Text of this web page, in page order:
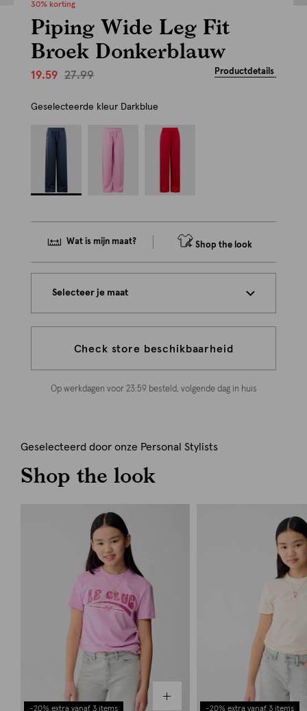
30% korting
Piping Wide Leg Fit
Broek Donkerblauw
19.59 27.99 Productdetails
Geselecteerde kleur Darkblue
Wat is mijn maat? Shop the look
Selecteer je maat
Check store beschikbaarheid
Op werkdagen voor 23:59 besteld, volgende dag in huis
Geselecteerd door onze Personal Stylists
Shop the look
-20% extra vanaf 3 items -20% extra vanaf 3 items